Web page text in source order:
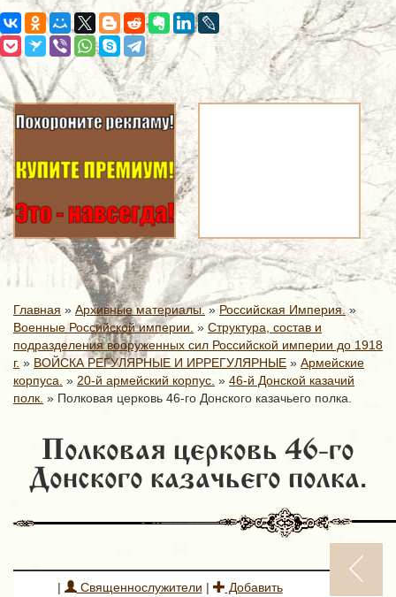
Главная » Архивные материалы.» Российская Империя. »
Военные Российской империи. » Структура, состав и
подразделения вооруженных сил Российской империи до 1918
г. » ВОЙСКА РЕГУЛЯРНЫЕ И ИРРЕГУЛЯРНЫЕ » Армейские
корпуса. » 20-й армейский корпус. » 46-й Донской казачий
полк. » Полковая церковь 46-го Донского казачьего полка.
Полковая церковь 46-го
Донского казачьего полка.
| Священнослужители |
Добавить